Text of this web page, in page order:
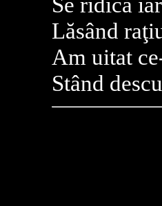
Lăsând
Am uitat
Stând